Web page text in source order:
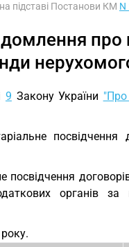
підставі Постанови КМ N
про
9 Закону України "Про
посвідчення
органів за